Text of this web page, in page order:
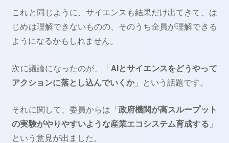
これと同じように、サイエンスも結果だけ出てきて、は
じめは理解できないものの、そのうち全員が理解できる
ようになるかもしれません。
次に議論になったのが、「AIとサイエンスをどうやって
アクションに落とし込んでいくか」という話題です。
それに関して、委員からは「政府機関が高スループット
の実験がやりやすいような産業エコシステム育成する 」
という意見が出ました。